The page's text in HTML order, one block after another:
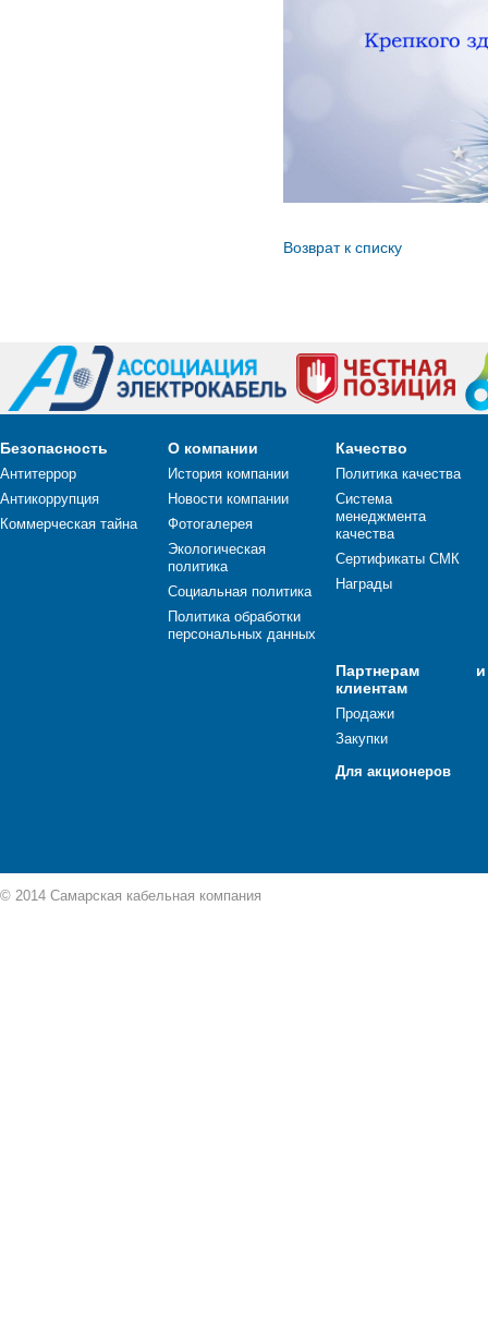
Возврат к списку
Безопасность
Антитеррор
Антикоррупция
Коммерческая тайна
О компании
История компании
Новости компании
Фотогалерея
Экологическая
политика
Социальная политика
Политика обработки
персональных данных
Качество
Политика качества
Система
менеджмента
качества
Сертификаты СМК
Награды
Партнерам и
клиентам
Продажи
Закупки
Для акционеров
© 2014 Самарская кабельная компания